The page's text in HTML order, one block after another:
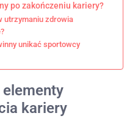
po zakończeniu kariery?
utrzymaniu zdrowia
unikać sportowcy
kariery